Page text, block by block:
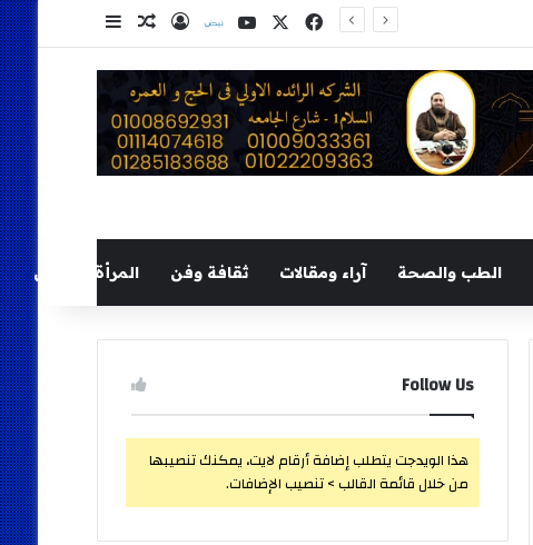
فيسبوك
‫X
‫YouTube
نلضتسجيل الدخول
مقال عشوائي
إضافة عمود
الطب والصحة آراء ومقالات ثقافة وفن المرأة والطفل
Follow Us
هذا الويدجت يتطلب إضافة أرقام لايت، يمكنك تنصيبها
من خلال قائمة القالب > تنصيب الإضافات.